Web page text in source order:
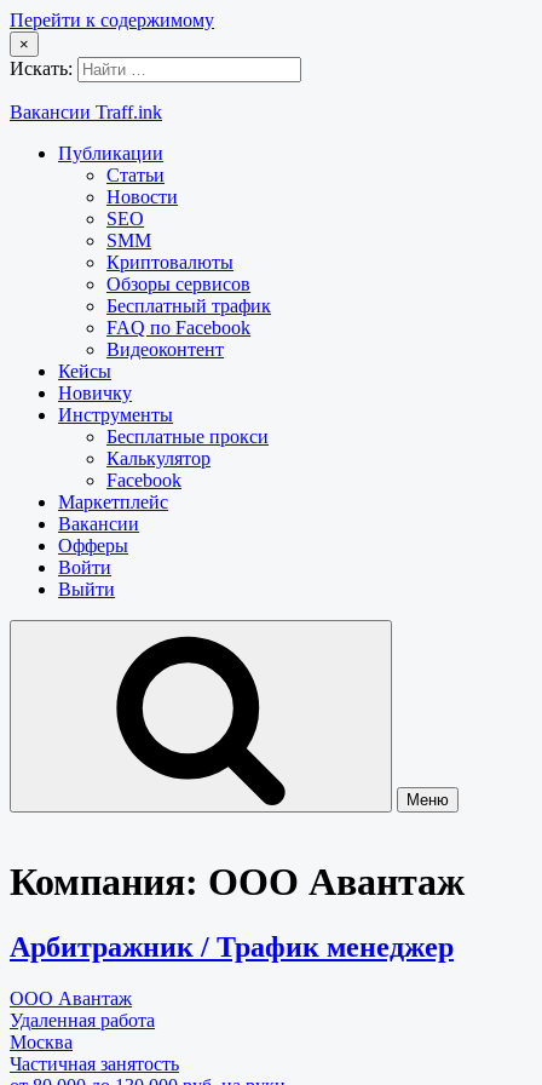
Перейти к содержимому
×
Искать:
Вакансии Traff.ink
Публикации
Статьи
Новости
SEO
SMM
Криптовалюты
Обзоры сервисов
Бесплатный трафик
FAQ по Facebook
Видеоконтент
Кейсы
Новичку
Инструменты
Бесплатные прокси
Калькулятор
Facebook
Маркетплейс
Вакансии
Офферы
Войти
Выйти
Меню
Компания: ООО Авантаж
Арбитражник / Трафик менеджер
ООО Авантаж
Удаленная работа
Москва
Частичная занятость